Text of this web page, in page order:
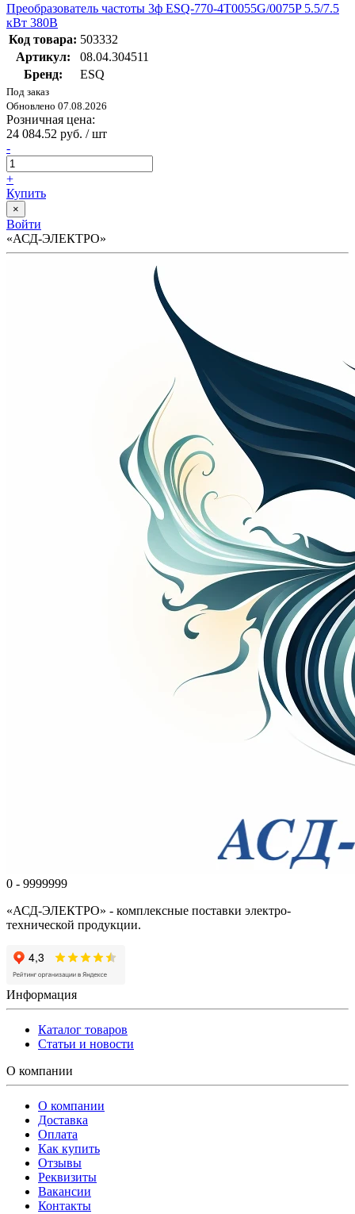
Преобразователь частоты 3ф ESQ-770-4T0055G/0075P 5.5/7.5
кВт 380В
Код товара: 503332
Артикул:
08.04.304511
Бренд:
ESQ
Под заказ
Обновлено 07.08.2026
Розничная цена:
24 084.52 руб. / шт
-
+
Купить
×
Войти
«АСД-ЭЛЕКТРО»
0 - 9999999
«АСД-ЭЛЕКТРО» - комплексные поставки электро-
технической продукции.
Информация
Каталог товаров
Статьи и новости
О компании
О компании
Доставка
Оплата
Как купить
Отзывы
Реквизиты
Вакансии
Контакты